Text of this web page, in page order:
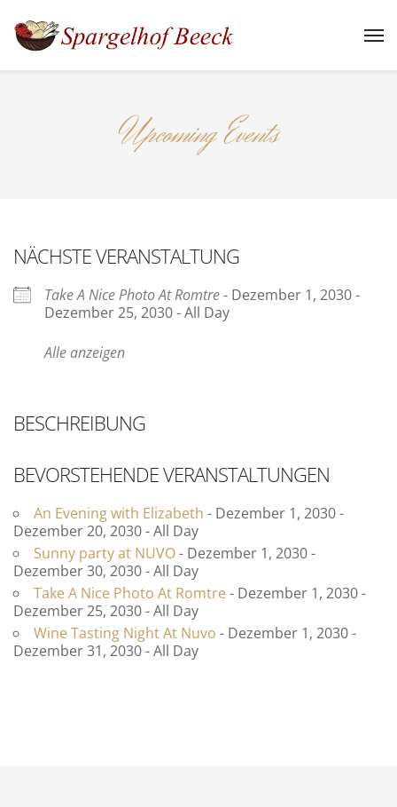
Upcoming Events
NÄCHSTE VERANSTALTUNG
Take A Nice Photo At Romtre- Dezember 1, 2030 -
Dezember 25, 2030 - All Day
Alle anzeigen
BESCHREIBUNG
BEVORSTEHENDE VERANSTALTUNGEN
An Evening with Elizabeth - Dezember 1, 2030 -
Dezember 20, 2030 - All Day
Sunny party at NUVO- Dezember 1, 2030 -
Dezember 30, 2030 - All Day
Take A Nice Photo At Romtre- Dezember 1, 2030 -
Dezember 25, 2030 - All Day
Wine Tasting Night At Nuvo - Dezember 1, 2030 -
Dezember 31, 2030 - All Day